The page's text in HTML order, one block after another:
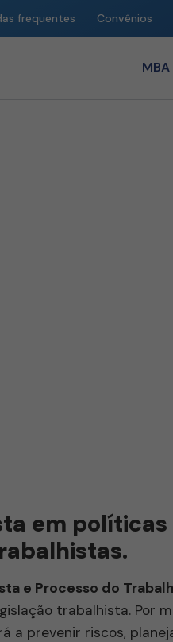
frequentes Convênios
MBA
em políticas
e Processo do
trabalhista. Por
a prevenir riscos,